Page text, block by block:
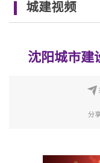
城建视频
沈阳城市建
分